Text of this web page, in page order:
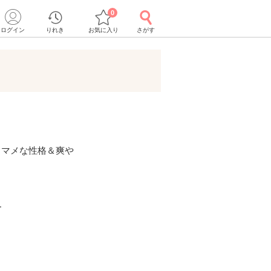
ログイン りれき お気に入り
0
さがす
メな性格＆爽や